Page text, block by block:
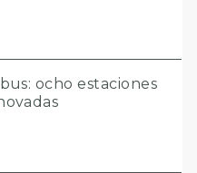
ocho estaciones